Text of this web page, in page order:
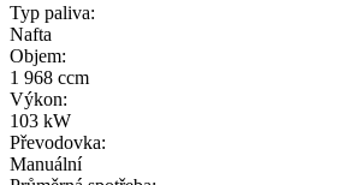
Typ paliva:
Nafta
Objem:
1 968 ccm
Výkon:
103 kW
Převodovka:
Manuální